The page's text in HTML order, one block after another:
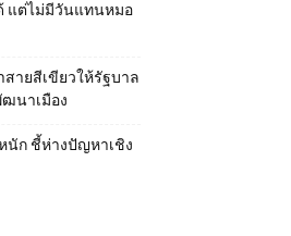
แต่ไม่มีวันแทนหมอ
ายสีเขียวให้รัฐบาล
นาเมือง
นัก ชี้ห่างปัญหาเชิง